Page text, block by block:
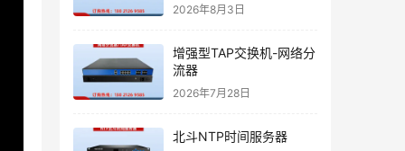
2026年8月3日
增强型TAP交换机-网络分
流器
2026年7月28日
北斗NTP时间服务器